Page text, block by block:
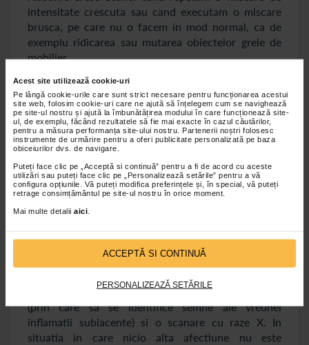
Acest site utilizează cookie-uri
Pe lângă cookie-urile care sunt strict necesare pentru funcționarea acestui
site web, folosim cookie-uri care ne ajută să înțelegem cum se navighează
pe site-ul nostru și ajută la îmbunătățirea modului în care funcționează site-
ul, de exemplu, făcând rezultatele să fie mai exacte în cazul căutărilor,
pentru a măsura performanța site-ului nostru. Partenerii noștri folosesc
instrumente de urmărire pentru a oferi publicitate personalizată pe baza
obiceiurilor dvs. de navigare.
Puteți face clic pe „Acceptă si continuă” pentru a fi de acord cu aceste
utilizări sau puteți face clic pe „Personalizează setările” pentru a vă
configura opțiunile. Vă puteți modifica preferințele și, în special, vă puteți
retrage consimțământul pe site-ul nostru în orice moment.
Mai multe detalii aici
ACCEPTĂ SI CONTINUĂ
PERSONALIZEAZĂ SETĂRILE
intensitate crescuta sau cand executam o miscare
brusca, pe care nu o facem in mod normal, ca de
exemplu ridicarea sau mutarea obiectelor grele de
mobilier.
Diagnostic costocondrita
In situatia in care aveti simptome specifice acestei
afectiuni, pentru a stabili diagnosticul, medicul va
trebui sa examineze si sa atinga zona toracica
superioara a pacientului, in jurul articulatiei
costocondrale. De asemenea, medicul se va interesa
unde si cand se manifesta durerea, intreband despre
istoricul medical recent al pacientului.
putea ca medicul sa indice pacientului anumite
teste, prin care sa excluda alte cauze posibile ale
durerilor de la nivelul toracelui. Ar putea fi nevoie de
o electrocardiograma (EKG), de un test de sange
(prin care sa se identifice semne ale vreunei
inflamatii subiacente) si o scanare cu raze X. In
situatia in care nicio alta afectiune nu este